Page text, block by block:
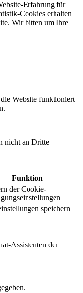
Erfahrung für
Cookies erhalten
Wir bitten um Ihre
Website funktioniert
nicht an Dritte
Funktion
der Cookie-
speichern
Assistenten der